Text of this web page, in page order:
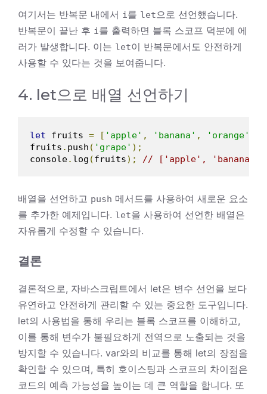
여기서는 반복문 내에서 i 를 let으로 선언했습니다.
반복문이 끝난 후 i 를 출력하면 블록 스코프 덕분에 에
러가 발생합니다. 이는 let이 반복문에서도 안전하게
사용할 수 있다는 것을 보여줍니다.
4. let으로 배열 선언하기
let fruits = [ 'apple' , 'banana' , 'orange'
fruits . push ( 'grape' );
console. log (fruits); // ['apple', 'banana',
배열을 선언하고 push 메서드를 사용하여 새로운 요소
를 추가한 예제입니다. let을 사용하여 선언한 배열은
자유롭게 수정할 수 있습니다.
결론
결론적으로, 자바스크립트에서 let은 변수 선언을 보다
유연하고 안전하게 관리할 수 있는 중요한 도구입니다.
let의 사용법을 통해 우리는 블록 스코프를 이해하고,
이를 통해 변수가 불필요하게 전역으로 노출되는 것을
방지할 수 있습니다. var와의 비교를 통해 let의 장점을
확인할 수 있으며, 특히 호이스팅과 스코프의 차이점은
코드의 예측 가능성을 높이는 데 큰 역할을 합니다. 또